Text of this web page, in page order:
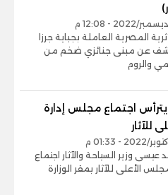
المصرية العاملة بجباية جرزا
عن مبنى جنائزي ضخم من
والروم
يترأس اجتماع مجلس إدارة
للآثار
عيسى وزير السياحة والآثار اجتماع
الأعلى للآثار بمقر الوزارة